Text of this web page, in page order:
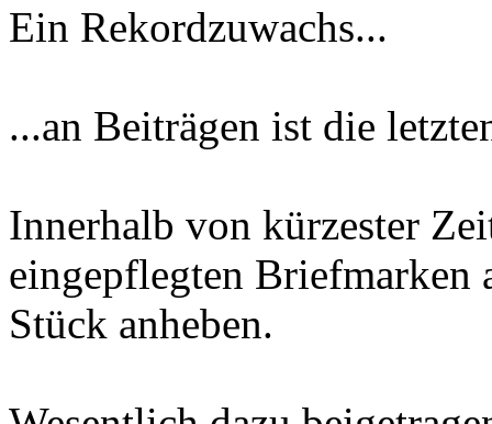
Ein Rekordzuwachs...
...an Beiträgen ist die
Innerhalb von kürzester
eingepflegten
Stück anheben.